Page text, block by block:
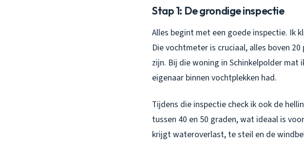
Stap 1: De grondige inspectie
Alles begint met een goede inspectie. Ik
Die vochtmeter is cruciaal, alles boven
zijn. Bij die woning in Schinkelpolder
eigenaar binnen vochtplekken had.
Tijdens die inspectie check ik ook de
tussen 40 en 50 graden, wat ideaal is
krijgt wateroverlast, te steil en de